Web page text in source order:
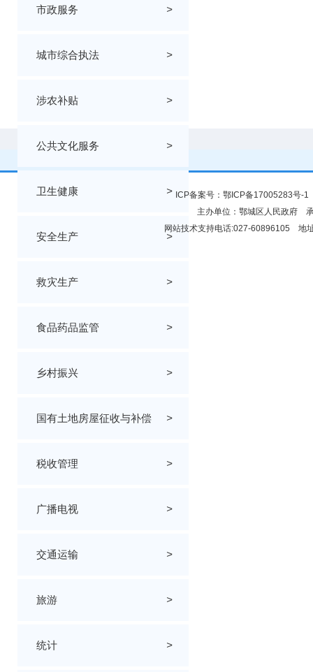
市政服务 >
城市综合执法 >
涉农补贴 >
公共文化服务 >
卫生健康 >
安全生产 >
救灾生产 >
食品药品监管 >
乡村振兴 >
国有土地房屋征收与补偿 >
税收管理 >
广播电视 >
交通运输 >
旅游 >
统计 >
ICP备案号： 鄂ICP备17005283号-1
主办单位：鄂城区人民政府
网站技术支持电话:027-60896105 地